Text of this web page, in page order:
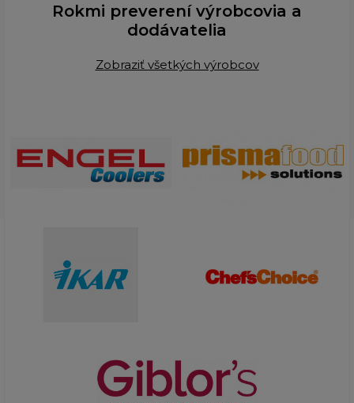
Rokmi preverení výrobcovia a
dodávatelia
Zobraziť všetkých výrobcov